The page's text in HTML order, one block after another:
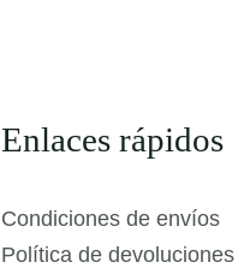
Enlaces rápidos
Condiciones de envíos
Política de devoluciones